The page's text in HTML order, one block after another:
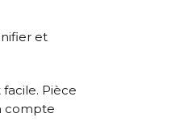
et
Pièce
compte